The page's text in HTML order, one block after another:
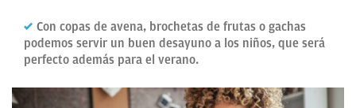
Con copas de avena, brochetas de frutas o gachas
podemos servir un buen desayuno a los niños, que será
perfecto además para el verano.